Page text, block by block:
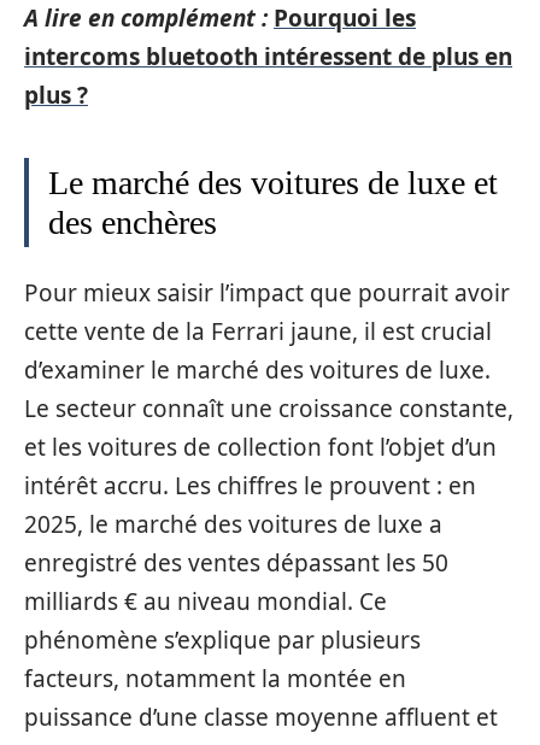
A lire en complément : Pourquoi les
intercoms bluetooth intéressent de plus en
plus ?
Le marché des voitures de luxe et
des enchères
Pour mieux saisir l’impact que pourrait avoir
cette vente de la Ferrari jaune, il est crucial
d’examiner le marché des voitures de luxe.
Le secteur connaît une croissance constante,
et les voitures de collection font l’objet d’un
intérêt accru. Les chiffres le prouvent : en
2025, le marché des voitures de luxe a
enregistré des ventes dépassant les 50
milliards € au niveau mondial. Ce
phénomène s’explique par plusieurs
facteurs, notamment la montée en
puissance d’une classe moyenne affluent et